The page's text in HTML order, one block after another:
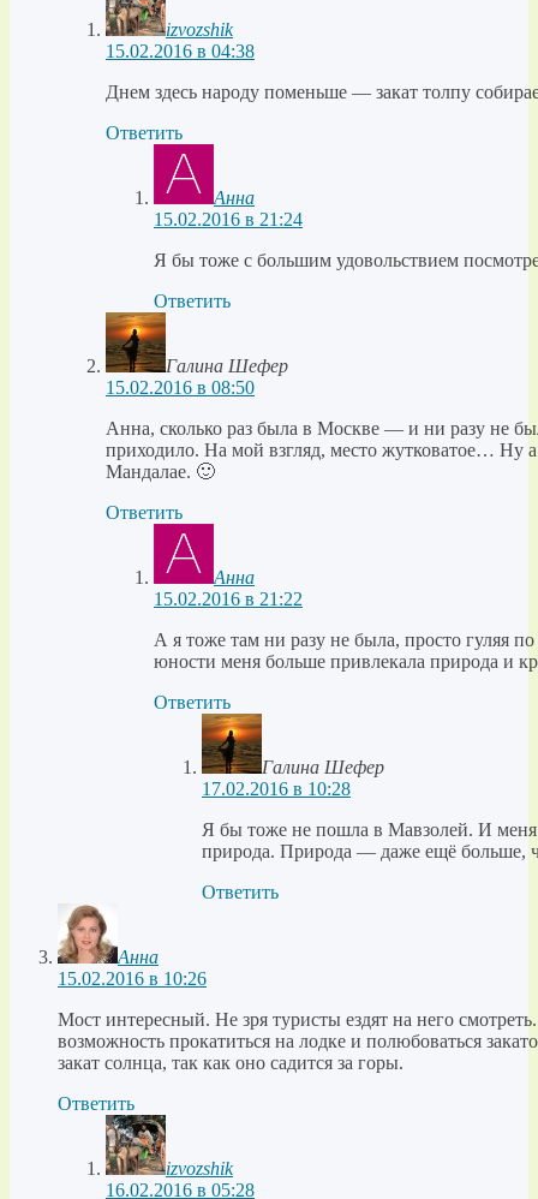
izvozshik
15.02.2016 в 04:38
Днем здесь народу поменьше — закат толпу
Ответить
Анна
15.02.2016 в 21:24
Я бы тоже с большим удовольствием
Ответить
Галина Шефер
15.02.2016 в 08:50
Анна, сколько раз была в Москве — и ни разу не
приходило. На мой взгляд, место жутковатое… Ну
Мандалае. 🙂
Ответить
Анна
15.02.2016 в 21:22
А я тоже там ни разу не была, просто гуляя
юности меня больше привлекала природа и
Ответить
Галина Шефер
17.02.2016 в 10:28
Я бы тоже не пошла в Мавзолей. И меня
природа. Природа — даже ещё больше,
Ответить
Анна
15.02.2016 в 10:26
Мост интересный. Не зря туристы ездят на него
возможность прокатиться на лодке и полюбоваться
закат солнца, так как оно садится за горы.
Ответить
izvozshik
16.02.2016 в 05:28